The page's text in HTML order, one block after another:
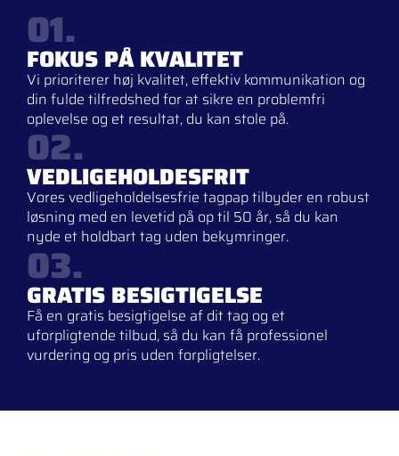
01.
FOKUS PÅ KVALITET
Vi prioriterer høj kvalitet, effektiv kommunikation og
din fulde tilfredshed for at sikre en problemfri
oplevelse og et resultat, du kan stole på.
02.
VEDLIGEHOLDESFRIT
Vores vedligeholdelsesfrie tagpap tilbyder en robust
løsning med en levetid på op til 50 år, så du kan
nyde et holdbart tag uden bekymringer.
03.
GRATIS BESIGTIGELSE
Få en gratis besigtigelse af dit tag og et
uforpligtende tilbud, så du kan få professionel
vurdering og pris uden forpligtelser.